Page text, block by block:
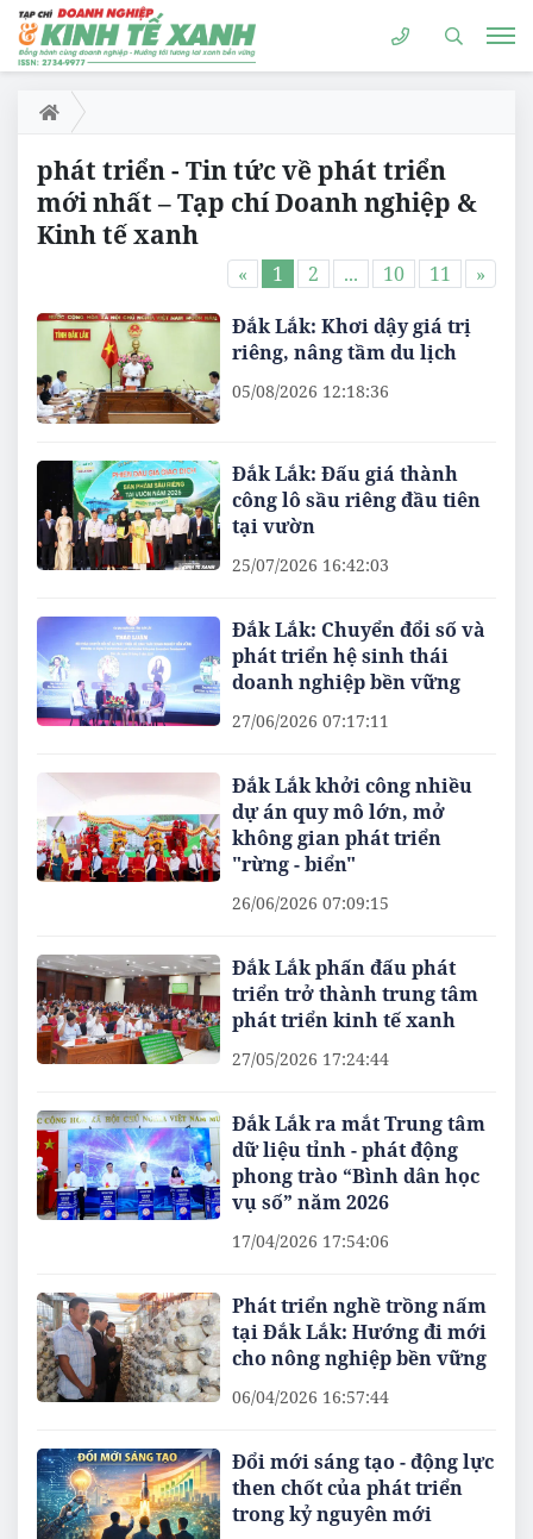
phát triển - Tin tức về phát triển
mới nhất – Tạp chí Doanh nghiệp &
Kinh tế xanh
« 1 2 ... 10 11 »
Đắk Lắk: Khơi dậy giá trị
riêng, nâng tầm du lịch
05/08/2026 12:18:36
Đắk Lắk: Đấu giá thành
công lô sầu riêng đầu tiên
tại vườn
25/07/2026 16:42:03
Đắk Lắk: Chuyển đổi số và
phát triển hệ sinh thái
doanh nghiệp bền vững
27/06/2026 07:17:11
Đắk Lắk khởi công nhiều
dự án quy mô lớn, mở
không gian phát triển
"rừng - biển"
26/06/2026 07:09:15
Đắk Lắk phấn đấu phát
triển trở thành trung tâm
phát triển kinh tế xanh
27/05/2026 17:24:44
Đắk Lắk ra mắt Trung tâm
dữ liệu tỉnh - phát động
phong trào “Bình dân học
vụ số” năm 2026
17/04/2026 17:54:06
Phát triển nghề trồng nấm
tại Đắk Lắk: Hướng đi mới
cho nông nghiệp bền vững
06/04/2026 16:57:44
Đổi mới sáng tạo - động lực
then chốt của phát triển
trong kỷ nguyên mới